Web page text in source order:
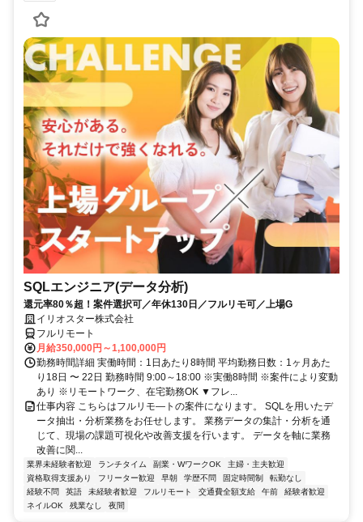
SQLエンジニア(データ分析)
還元率80％超！案件選択可／年休130日／フルリモ可／上場G
イリオスター株式会社
フルリモート
月給350,000円～1,100,000円
勤務時間詳細 実働時間：1日あたり8時間 平均勤務日数：1ヶ月あた
り18日 〜 22日 勤務時間 9:00～18:00 ※実働8時間 ※案件により変動
あり ※リモートワーク、在宅勤務OK ▼フレ...
仕事内容 こちらはフルリモ―トの案件になります。 SQLを用いたデ
ータ抽出・分析業務をお任せします。 業務データの集計・分析を通
じて、現場の課題可視化や改善支援を行います。 データを軸に業務
改善に関...
業界未経験者歓迎 ランチタイム 副業・WワークOK
主婦・主夫歓迎
資格取得支援あり
フリーター歓迎 早朝 学歴不問 固定時間制
転勤なし
経験不問
英語 未経験者歓迎 フルリモート 交通費全額支給 午前
経験者歓迎
ネイルOK
残業なし 夜間